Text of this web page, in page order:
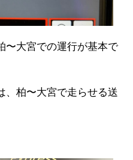
〜大宮での運行が基本で
、柏〜大宮で走らせる送